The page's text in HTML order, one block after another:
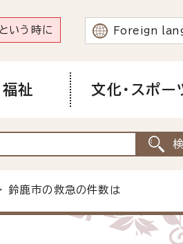
いう時に Foreign
福祉 文化・スポー
鈴鹿市の救急の件数は